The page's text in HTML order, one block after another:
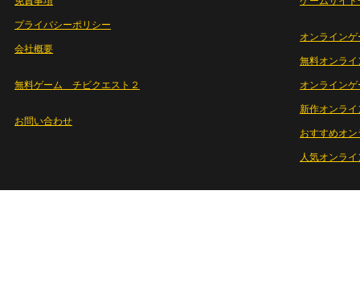
プライバシーポリシー
会社概要
無料ゲーム チビクエスト２
お問い合わせ
オンラインゲ
無料オンライ
オンライン
新作オンライ
おすすめオ
人気オンラ